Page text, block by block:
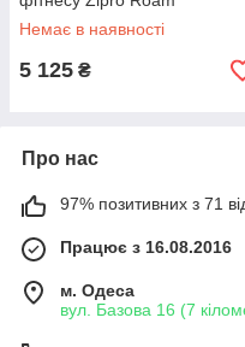
Немає в наявності
5 125 ₴
Про нас
97% позитивних з 71
Працює з 16.08.2016
м. Одеса
вул. Базова 16 (7